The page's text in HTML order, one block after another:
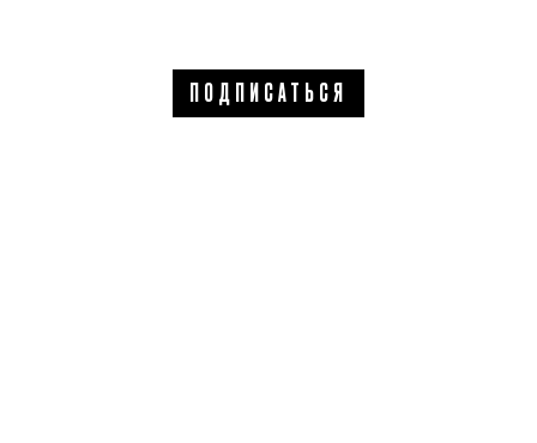
ПОДПИСАТЬСЯ